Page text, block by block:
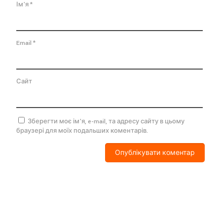
Ім'я*
Email *
Сайт
Зберегти моє ім'я, e-mail, та адресу сайту в цьому
браузері для моїх подальших коментарів.